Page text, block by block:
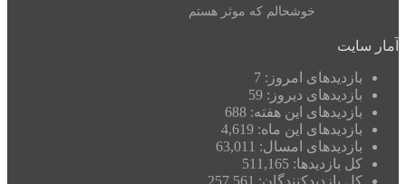
خوشحالم که موثر هستم
آمار سایت
بازدیدهای امروز: 7
بازدیدهای دیروز: 59
بازدیدهای این هفته: 688
بازدیدهای این ماه: 4,619
بازدیدهای امسال: 63,011
کل بازدیدها: 511,165
کل بازدیدکنند‌گان: 257,561